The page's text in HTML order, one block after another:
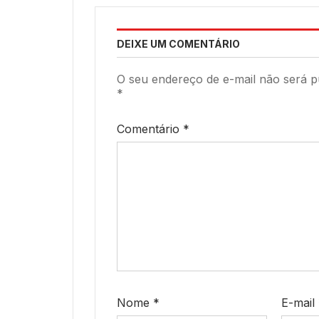
DEIXE UM COMENTÁRIO
O seu endereço de e-mail não será
*
Comentário *
Nome * E-mail